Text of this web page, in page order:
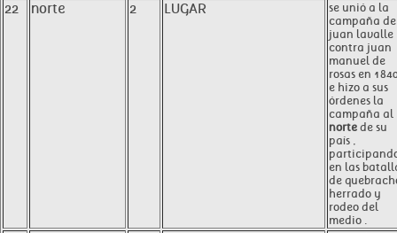
22 norte 2 LUGAR
se unió a la
campaña de
juan lavalle
contra juan
manuel de
rosas en
e hizo a sus
órdenes la
campaña al
norte de su
país ,
en las
de
herrado y
rodeo del
medio .